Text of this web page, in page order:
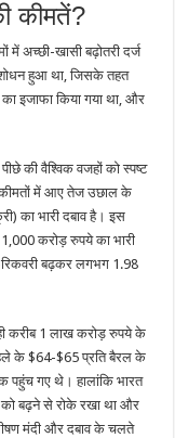
कीमतें?
अच्छी-खासी बढ़ोतरी दर्ज
हुआ था, जिसके तहत
इजाफा किया गया था, और
की वैश्विक वजहों को स्पष्ट
कीमतों में आए तेज उछाल के
का भारी दबाव है। इस
करोड़ रुपये का भारी
बढ़कर लगभग 1.98
करीब 1 लाख करोड़ रुपये के
के $64-$65 प्रति बैरल के
गए थे। हालांकि भारत
बढ़ने से रोके रखा था और
मंदी और दबाव के चलते